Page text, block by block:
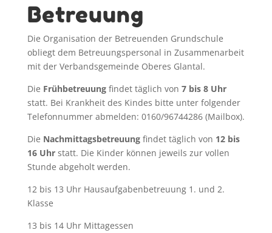
Betreuung
Die Organisation der Betreuenden Grundschule
obliegt dem Betreuungspersonal in Zusammenarbeit
mit der Verbandsgemeinde Oberes Glantal.
Die Frühbetreuungfindet täglich von 7 bis 8 Uhr
statt. Bei Krankheit des Kindes bitte unter folgender
Telefonnummer abmelden: 0160/96744286 (Mailbox).
Die Nachmittagsbetreuungfindet täglich von 12 bis
16 Uhrstatt. Die Kinder können jeweils zur vollen
Stunde abgeholt werden.
12 bis 13 Uhr Hausaufgabenbetreuung 1. und 2.
Klasse
13 bis 14 Uhr Mittagessen